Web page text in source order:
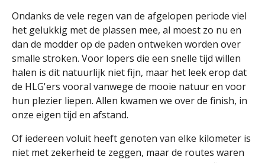
Ondanks de vele regen van de afgelopen periode viel
het gelukkig met de plassen mee, al moest zo nu en
dan de modder op de paden ontweken worden over
smalle stroken. Voor lopers die een snelle tijd willen
halen is dit natuurlijk niet fijn, maar het leek erop dat
de HLG'ers vooral vanwege de mooie natuur en voor
hun plezier liepen. Allen kwamen we over de finish, in
onze eigen tijd en afstand.
Of iedereen voluit heeft genoten van elke kilometer is
niet met zekerheid te zeggen, maar de routes waren